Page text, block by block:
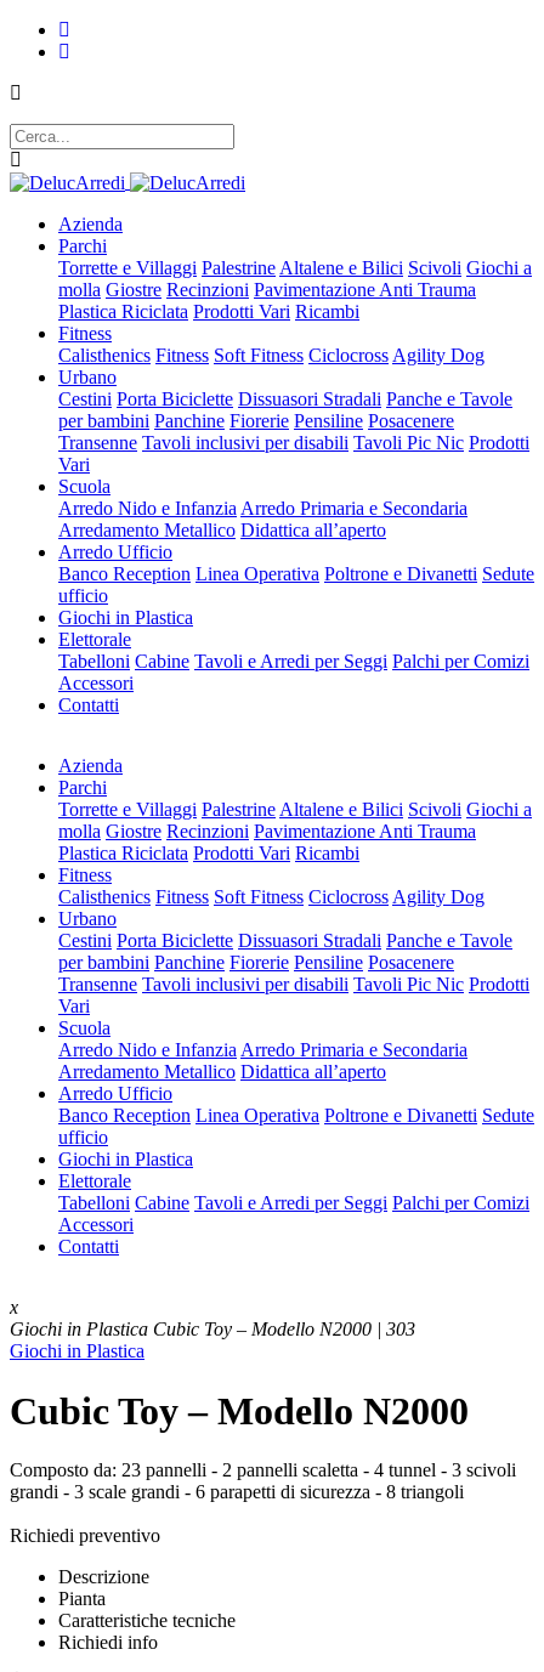
Azienda
Parchi
Torrette e Villaggi Palestrine Altalene e Bilici Scivoli Giochi a
molla Giostre Recinzioni Pavimentazione Anti Trauma
Plastica Riciclata Prodotti Vari Ricambi
Fitness
Calisthenics Fitness Soft Fitness Ciclocross Agility Dog
Urbano
Cestini Porta Biciclette Dissuasori Stradali Panche e Tavole
per bambini Panchine Fiorerie Pensiline Posacenere
Transenne Tavoli inclusivi per disabili Tavoli Pic Nic Prodotti
Vari
Scuola
Arredo Nido e Infanzia Arredo Primaria e Secondaria
Arredamento Metallico Didattica all’aperto
Arredo Ufficio
Banco Reception Linea Operativa Poltrone e Divanetti Sedute
ufficio
Giochi in Plastica
Elettorale
Tabelloni Cabine Tavoli e Arredi per Seggi Palchi per Comizi
Accessori
Contatti
Azienda
Parchi
Torrette e Villaggi Palestrine Altalene e Bilici Scivoli Giochi a
molla Giostre Recinzioni Pavimentazione Anti Trauma
Plastica Riciclata Prodotti Vari Ricambi
Fitness
Calisthenics Fitness Soft Fitness Ciclocross Agility Dog
Urbano
Cestini Porta Biciclette Dissuasori Stradali Panche e Tavole
per bambini Panchine Fiorerie Pensiline Posacenere
Transenne Tavoli inclusivi per disabili Tavoli Pic Nic Prodotti
Vari
Scuola
Arredo Nido e Infanzia Arredo Primaria e Secondaria
Arredamento Metallico Didattica all’aperto
Arredo Ufficio
Banco Reception Linea Operativa Poltrone e Divanetti Sedute
ufficio
Giochi in Plastica
Elettorale
Tabelloni Cabine Tavoli e Arredi per Seggi Palchi per Comizi
Accessori
Contatti
x
Giochi in Plastica Cubic Toy – Modello N2000 | 303
Giochi in Plastica
Cubic Toy – Modello N2000
Composto da: 23 pannelli - 2 pannelli scaletta - 4 tunnel - 3 scivoli
grandi - 3 scale grandi - 6 parapetti di sicurezza - 8 triangoli
Richiedi preventivo
Descrizione
Pianta
Caratteristiche tecniche
Richiedi info